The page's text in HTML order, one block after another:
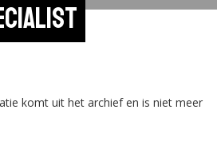
komt uit het archief en is niet meer